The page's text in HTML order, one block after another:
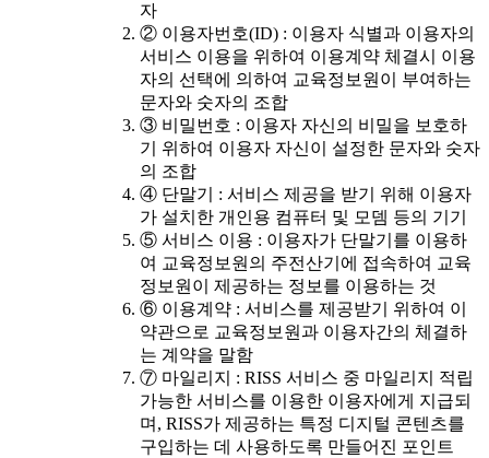
자
② 이용자번호(ID) : 이용자 식별과 이용자의
서비스 이용을 위하여 이용계약 체결시 이용
자의 선택에 의하여 교육정보원이 부여하는
문자와 숫자의 조합
③ 비밀번호 : 이용자 자신의 비밀을 보호하
기 위하여 이용자 자신이 설정한 문자와 숫자
의 조합
④ 단말기 : 서비스 제공을 받기 위해 이용자
가 설치한 개인용 컴퓨터 및 모뎀 등의 기기
⑤ 서비스 이용 : 이용자가 단말기를 이용하
여 교육정보원의 주전산기에 접속하여 교육
정보원이 제공하는 정보를 이용하는 것
⑥ 이용계약 : 서비스를 제공받기 위하여 이
약관으로 교육정보원과 이용자간의 체결하
는 계약을 말함
⑦ 마일리지 : RISS 서비스 중 마일리지 적립
가능한 서비스를 이용한 이용자에게 지급되
며, RISS가 제공하는 특정 디지털 콘텐츠를
구입하는 데 사용하도록 만들어진 포인트